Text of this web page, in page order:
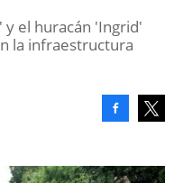
el huracán 'Ingrid'
la infraestructura